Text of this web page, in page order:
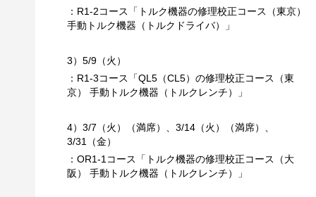
：R1-2コース「トルク機器の修理校正コース（東京）
手動トルク機器（トルクドライバ）」
3）5/9（火）
：R1-3コース「QL5（CL5）の修理校正コース（東
京） 手動トルク機器（トルクレンチ）」
4）3/7（火）（満席）、3/14（火）（満席）、
3/31（金）
：OR1-1コース「トルク機器の修理校正コース（大
阪） 手動トルク機器（トルクレンチ）」